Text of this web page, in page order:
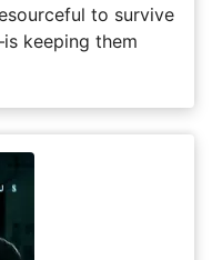
to survive
keeping them